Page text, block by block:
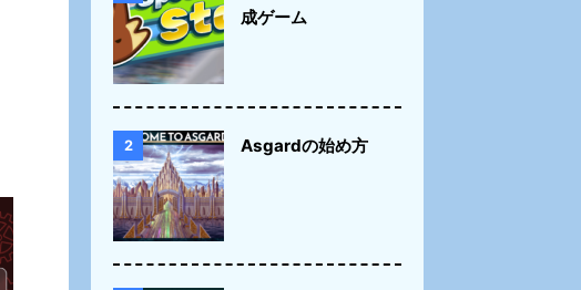
成ゲーム
2 Asgardの始め方